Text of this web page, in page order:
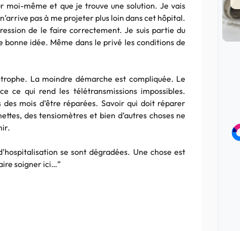
même et que je trouve une solution. Je vais
pas à me projeter plus loin dans cet hôpital.
de le faire correctement. Je suis partie du
bonne idée. Même dans le privé les conditions de
La moindre démarche est compliquée. Le
ce qui rend les télétransmissionsimpossibles.
mois d’être réparées. Savoir qui doit réparer
destensiomètres et bien d’autres choses ne
se sont dégradées. Une chose est
soigner ici…”